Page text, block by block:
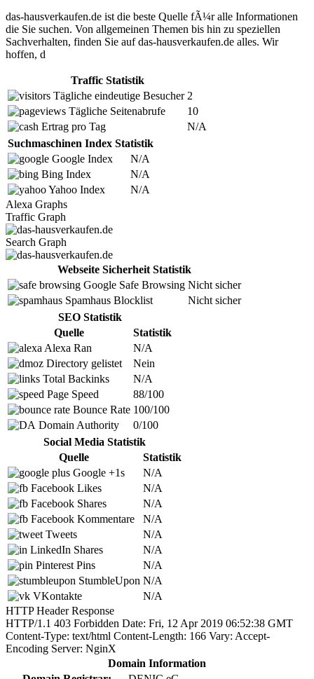
das-hausverkaufen.de ist die beste Quelle fÃ¼r alle Informationen
die Sie suchen. Von allgemeinen Themen bis hin zu speziellen
Sachverhalten, finden Sie auf das-hausverkaufen.de alles. Wir
hoffen, d
Traffic Statistik
Tägliche eindeutige Besucher 2
Tägliche Seitenabrufe
10
Ertrag pro Tag
N/A
Suchmaschinen Index Statistik
Google Index
N/A
Bing Index
N/A
Yahoo Index
N/A
Alexa Graphs
Traffic Graph
Search Graph
Webseite Sicherheit Statistik
Google Safe Browsing Nicht sicher
Spamhaus Blocklist
Nicht sicher
SEO Statistik
Quelle
Statistik
Alexa Ran
N/A
Directory gelistet
Nein
Total Backinks
N/A
Page Speed
88/100
Bounce Rate 100/100
Domain Authority
0/100
Social Media Statistik
Quelle
Statistik
Google +1s
N/A
Facebook Likes
N/A
Facebook Shares
N/A
Facebook Kommentare
N/A
Tweets
N/A
LinkedIn Shares
N/A
Pinterest Pins
N/A
StumbleUpon N/A
VKontakte
N/A
HTTP Header Response
HTTP/1.1 403 Forbidden Date: Fri, 12 Apr 2019 06:52:38 GMT
Content-Type: text/html Content-Length: 166 Vary: Accept-
Encoding Server: NginX
Domain Information